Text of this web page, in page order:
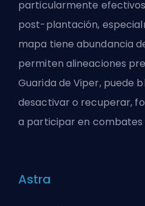
particularmente
post-plantación,
mapa tiene abundancia
permiten alineaciones
Guarida de Viper, puede
desactivar o recuperar,
a participar en combates
Astra